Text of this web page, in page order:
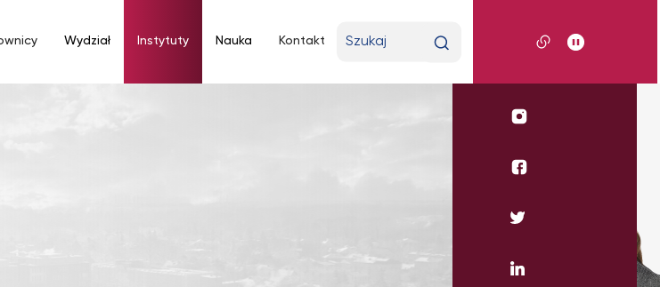
Wydział Instytuty Nauka Kontakt
wyszukiwaną
Profil
Profil
Profil
Profil